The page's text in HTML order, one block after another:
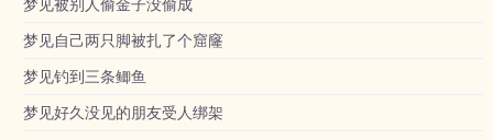
梦见被别人偷金子没偷成
梦见自己两只脚被扎了个窟窿
梦见钓到三条鲫鱼
梦见好久没见的朋友受人绑架